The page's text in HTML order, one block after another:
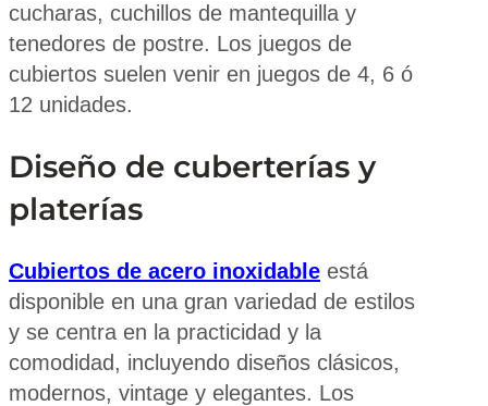
cucharas, cuchillos de mantequilla y
tenedores de postre. Los juegos de
cubiertos suelen venir en juegos de 4, 6 ó
12 unidades.
Diseño de cuberterías y
platerías
Cubiertos de acero inoxidable está
disponible en una gran variedad de estilos
y se centra en la practicidad y la
comodidad, incluyendo diseños clásicos,
modernos, vintage y elegantes. Los